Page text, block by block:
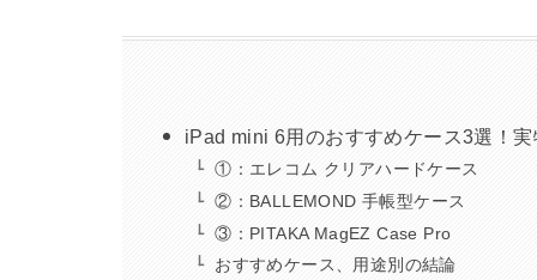
iPad mini 6用のおすすめケース3選！
①：エレコム クリアハードケース
②：BALLEMOND 手帳型ケース
③：PITAKA MagEZ Case Pro
おすすめケース、用途別の結論